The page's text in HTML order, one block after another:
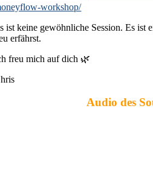
workshop/
ist keine gewöhnliche Session. Es ist
erfährst.
freu mich auf dich 🌿
Audio des